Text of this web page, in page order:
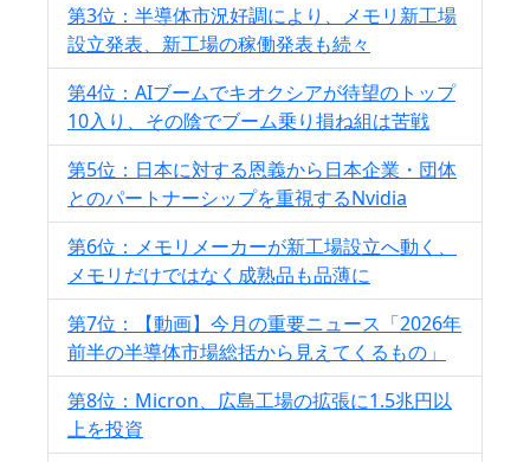
第3位：半導体市況好調により、メモリ新工場
設立発表、新工場の稼働発表も続々
第4位：AIブームでキオクシアが待望のトップ
10入り、その陰でブーム乗り損ね組は苦戦
第5位：日本に対する恩義から日本企業・団体
とのパートナーシップを重視するNvidia
第6位：メモリメーカーが新工場設立へ動く、
メモリだけではなく成熟品も品薄に
第7位：【動画】今月の重要ニュース「2026年
前半の半導体市場総括から見えてくるもの」
第8位：Micron、広島工場の拡張に1.5兆円以
上を投資